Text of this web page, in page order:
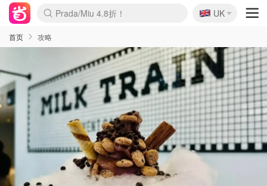
Prada/Miu 4.8折！
🇬🇧
UK
首页 攻略